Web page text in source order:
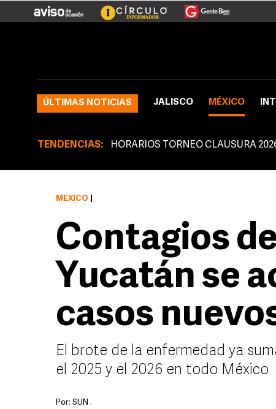
ÚLTIMAS NOTICIAS JALISCO MÉXICO
TENDENCIAS: HORARIOS TORNEO CLAUSURA
MÉXICO
Contagios
Yucatán se
casos
El brote de la enfermedad ya
el 2025 y el 2026 en todo México
Por: SUN .